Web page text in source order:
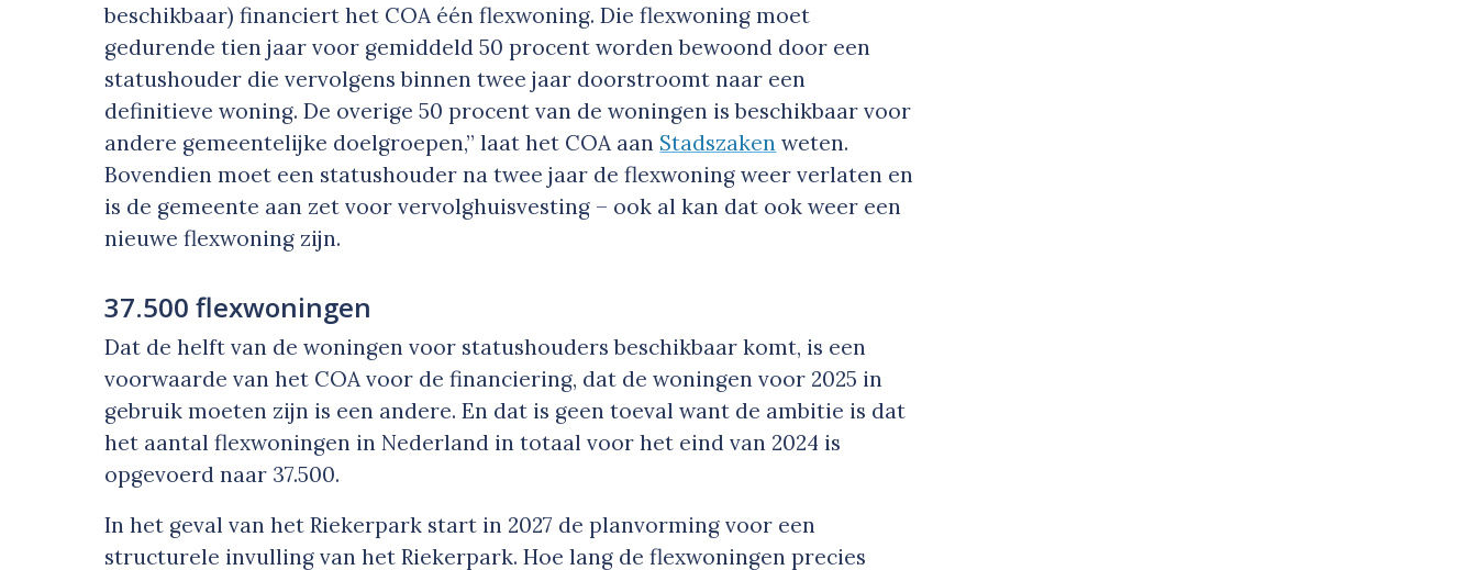
beschikbaar) financiert het COA één flexwoning. Die flexwoning moet
gedurende tien jaar voor gemiddeld 50 procent worden bewoond door een
statushouder die vervolgens binnen twee jaar doorstroomt naar een
definitieve woning. De overige 50 procent van de woningen is beschikbaar voor
andere gemeentelijke doelgroepen,” laat het COA aan Stadszaken weten.
Bovendien moet een statushouder na twee jaar de flexwoning weer verlaten en
is de gemeente aan zet voor vervolghuisvesting – ook al kan dat ook weer een
nieuwe flexwoning zijn.
37.500 flexwoningen
Dat de helft van de woningen voor statushouders beschikbaar komt, is een
voorwaarde van het COA voor de financiering, dat de woningen voor 2025 in
gebruik moeten zijn is een andere. En dat is geen toeval want de ambitie is dat
het aantal flexwoningen in Nederland in totaal voor het eind van 2024 is
opgevoerd naar 37.500.
In het geval van het Riekerpark start in 2027 de planvorming voor een
structurele invulling van het Riekerpark. Hoe lang de flexwoningen precies